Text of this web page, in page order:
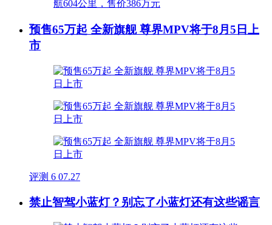
预售65万起 全新旗舰 尊界MPV将于8月5日上
市
评测 6 07.27
禁止智驾小蓝灯？别忘了小蓝灯还有这些谣言